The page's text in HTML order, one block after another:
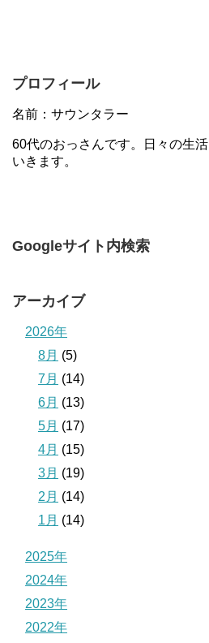
プロフィール
名前：サウンタラー
60代のおっさんです。日々の生
いきます。
Googleサイト内検索
アーカイブ
2026年
8月 (5)
7月 (14)
6月 (13)
5月 (17)
4月 (15)
3月 (19)
2月 (14)
1月 (14)
2025年
2024年
2023年
2022年